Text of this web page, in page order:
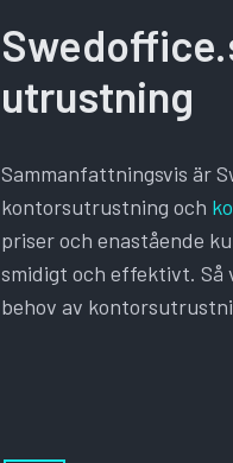
utrustning
Sammanfattningsvis är
kontorsutrustning och
priser och enastående
smidigt och effektivt. Så
behov av